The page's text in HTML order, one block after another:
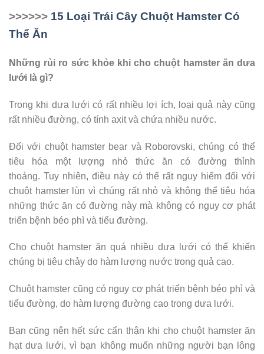
>>>>>> 15 Loại Trái Cây Chuột Hamster Có
Thể Ăn
Những rủi ro sức khỏe khi cho chuột hamster ăn dưa
lưới là gì?
Trong khi dưa lưới có rất nhiều lợi ích, loại quả này cũng
rất nhiều đường, có tính axit và chứa nhiều nước.
Đối với chuột hamster bear và Roborovski, chúng có thể
tiêu hóa một lượng nhỏ thức ăn có đường thỉnh
thoảng. Tuy nhiên, điều này có thể rất nguy hiểm đối với
chuột hamster lùn vì chúng rất nhỏ và không thể tiêu hóa
những thức ăn có đường này mà không có nguy cơ phát
triển bệnh béo phì và tiểu đường.
Cho chuột hamster ăn quá nhiều dưa lưới có thể khiến
chúng bị tiêu chảy do hàm lượng nước trong quả cao.
Chuột hamster cũng có nguy cơ phát triển bệnh béo phì và
tiểu đường, do hàm lượng đường cao trong dưa lưới.
Bạn cũng nên hết sức cẩn thận khi cho chuột hamster ăn
hạt dưa lưới, vì bạn không muốn những người bạn lông